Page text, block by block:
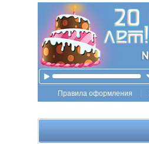
Правила оформления